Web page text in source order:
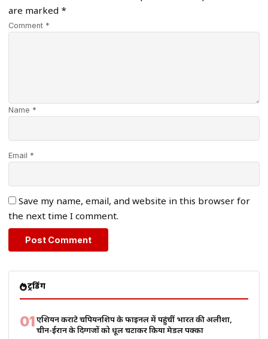
are marked *
Comment *
Name *
Email *
Save my name, email, and website in this browser for
the next time I comment.
ट्रेंडिंग
01एशियन कराटे चैंपियनशिप के फाइनल में पहुंचीं भारत की अलीशा,
चीन-ईरान के दिग्गजों को धूल चटाकर किया मेडल पक्का